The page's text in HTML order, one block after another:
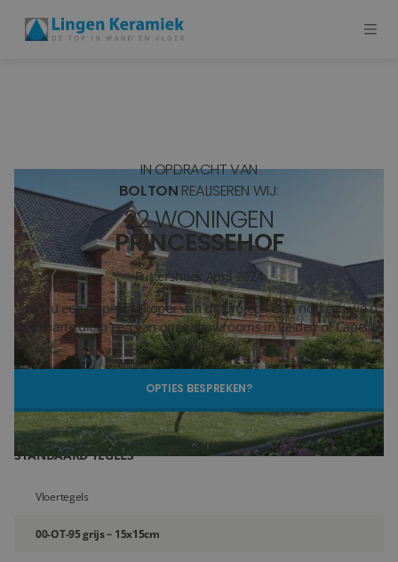
MEER PRODUCTEN
SHOWROOM BEZOEKEN
Stijlstudio's
Projecten
Blog
IN OPDRACHT VAN
BOLTON REALISEREN WIJ:
22 WONINGEN
PRINCESSEHOF
Puttershoek April 2024
Bent u een (aspirant) koper van dit project? Dan nodigen we u
van harte uit in een van onze showrooms in Leiden of Capelle
aan den IJssel.
OPTIES BESPREKEN?
STANDAARD TEGELS
Vloertegels
00-OT-95 grijs – 15x15cm